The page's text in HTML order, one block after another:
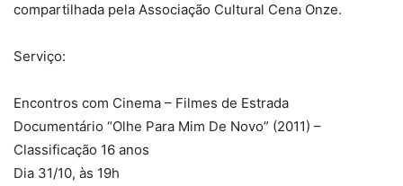
compartilhada pela Associação Cultural Cena Onze.
Serviço:
Encontros com Cinema – Filmes de Estrada
Documentário “Olhe Para Mim De Novo” (2011) –
Classificação 16 anos
Dia 31/10, às 19h